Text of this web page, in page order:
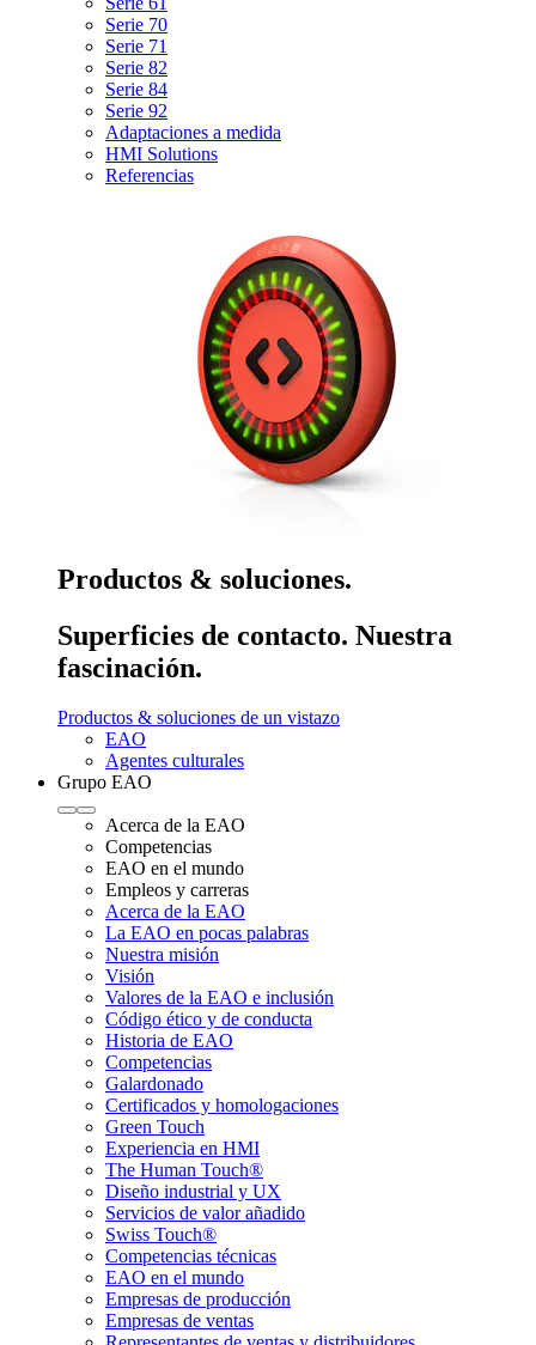
Serie 70
Serie 71
Serie 82
Serie 84
Serie 92
Adaptaciones a medida
HMI Solutions
Referencias
Productos & soluciones.
Superficies de contacto. Nuestra
fascinación.
Productos & soluciones de un vistazo
EAO
Agentes culturales
Grupo EAO
Acerca de la EAO
Competencias
EAO en el mundo
Empleos y carreras
Acerca de la EAO
La EAO en pocas palabras
Nuestra misión
Visión
Valores de la EAO e inclusión
Código ético y de conducta
Historia de EAO
Competencias
Galardonado
Certificados y homologaciones
Green Touch
Experiencia en HMI
The Human Touch®
Diseño industrial y UX
Servicios de valor añadido
Swiss Touch®
Competencias técnicas
EAO en el mundo
Empresas de producción
Empresas de ventas